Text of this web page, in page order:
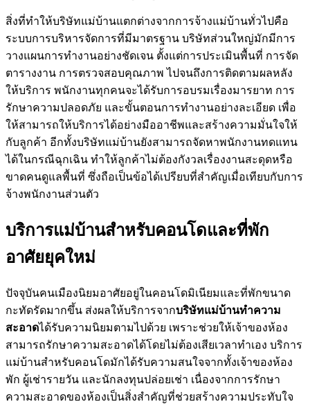
สิ่งที่ทำให้บริษัทแม่บ้านแตกต่างจากการจ้างแม่บ้านทั่วไปคือ
ระบบการบริหารจัดการที่มีมาตรฐาน บริษัทส่วนใหญ่มักมีการ
วางแผนการทำงานอย่างชัดเจน ตั้งแต่การประเมินพื้นที่ การจัด
ตารางงาน การตรวจสอบคุณภาพ ไปจนถึงการติดตามผลหลัง
ให้บริการ พนักงานทุกคนจะได้รับการอบรมเรื่องมารยาท การ
รักษาความปลอดภัย และขั้นตอนการทำงานอย่างละเอียด เพื่อ
ให้สามารถให้บริการได้อย่างมืออาชีพและสร้างความมั่นใจให้
กับลูกค้า อีกทั้งบริษัทแม่บ้านยังสามารถจัดหาพนักงานทดแทน
ได้ในกรณีฉุกเฉิน ทำให้ลูกค้าไม่ต้องกังวลเรื่องงานสะดุดหรือ
ขาดคนดูแลพื้นที่ ซึ่งถือเป็นข้อได้เปรียบที่สำคัญเมื่อเทียบกับการ
จ้างพนักงานส่วนตัว
บริการแม่บ้านสำหรับคอนโดและที่พัก
อาศัยยุคใหม่
ปัจจุบันคนเมืองนิยมอาศัยอยู่ในคอนโดมิเนียมและที่พักขนาด
กะทัดรัดมากขึ้น ส่งผลให้บริการจากบริษัทแม่บ้านทำความ
สะอาดได้รับความนิยมตามไปด้วย เพราะช่วยให้เจ้าของห้อง
สามารถรักษาความสะอาดได้โดยไม่ต้องเสียเวลาทำเอง บริการ
แม่บ้านสำหรับคอนโดมักได้รับความสนใจจากทั้งเจ้าของห้อง
พัก ผู้เช่ารายวัน และนักลงทุนปล่อยเช่า เนื่องจากการรักษา
ความสะอาดของห้องเป็นสิ่งสำคัญที่ช่วยสร้างความประทับใจ